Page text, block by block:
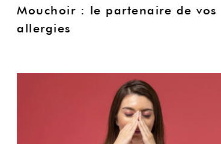
Mouchoir : le partenaire de vos
allergies